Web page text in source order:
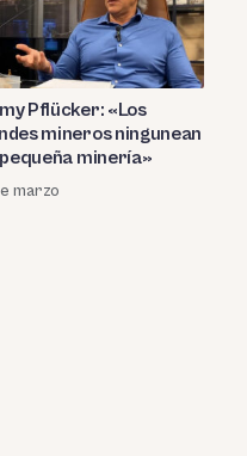
Pflücker: «Los
mineros ningunean
minería»
marzo